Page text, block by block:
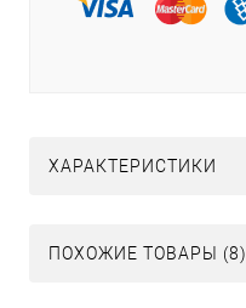
ХАРАКТЕРИСТИКИ
ПОХОЖИЕ ТОВАРЫ (8)